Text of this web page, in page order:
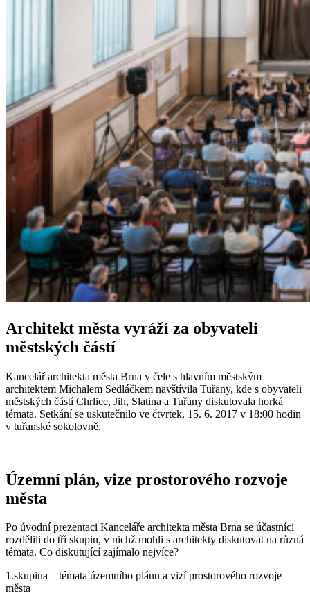
Architekt města vyráží za obyvateli
městských částí
Kancelář architekta města Brna v čele s hlavním městským
architektem Michalem Sedláčkem navštívila Tuřany, kde s obyvateli
městských částí Chrlice, Jih, Slatina a Tuřany diskutovala horká
témata. Setkání se uskutečnilo ve čtvrtek, 15. 6. 2017 v 18:00 hodin
v tuřanské sokolovně.
Územní plán, vize prostorového rozvoje
města
Po úvodní prezentaci Kanceláře architekta města Brna se účastníci
rozdělili do tří skupin, v nichž mohli s architekty diskutovat na různá
témata. Co diskutující zajímalo nejvíce?
1.skupina – témata územního plánu a vizí prostorového rozvoje
města